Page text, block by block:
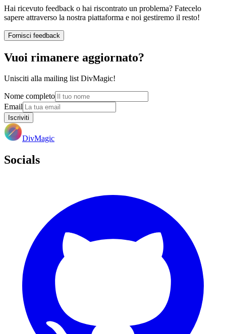
Hai ricevuto feedback o hai riscontrato un problema? Fatecelo
sapere attraverso la nostra piattaforma e noi gestiremo il resto!
Fornisci feedback
Vuoi rimanere aggiornato?
Unisciti alla mailing list DivMagic!
Nome completo
Email
Iscriviti
DivMagic
Socials